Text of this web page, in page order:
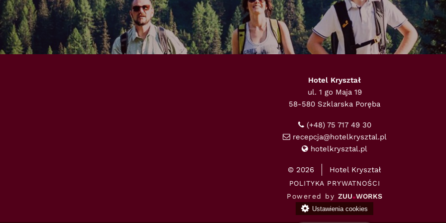
Hotel Kryształ
ul. 1 go Maja 19
58-580 Szklarska Poręba
(+48) 75 717 49 30
recepcja@hotelkrysztal.pl
hotelkrysztal.pl
© 2026 Hotel Kryształ
POLITYKA PRYWATNOŚCI
Powered by ZUU WORKS
Ustawienia cookies